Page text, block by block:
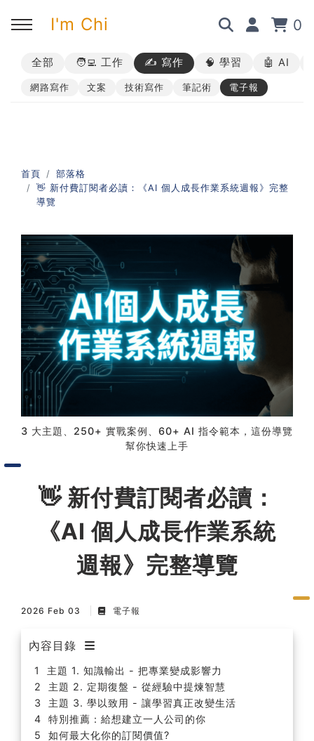
I'm Chi 0
回主選單
➡︎ 所有內容
回主選單
➡︎ 業配合作
回主選單
➡︎ 講座活動
回主選單
AI 職場應用｜ChatGPT 職場
應用入門
AI 職場應用｜ChatGPT 進階
使用思維
AI 職場應用｜上班族的 AI 學
習術
AI 職場應用｜NotebookLM
職場工作復盤術
職場思維與工作術｜時間管理
記法
職場思維與工作術｜圖解問題
分析與解決 x AI 視覺化實戰
全部 🧑‍💻 工作 ✍️ 寫作 🧠 學習 🤖 AI
網路寫作 文案 技術寫作 筆記術 電子報
首頁
部落格
👋 新付費訂閱者必讀：《AI 個人成長作業系統週報》完整
導覽
3 大主題、250+ 實戰案例、60+ AI 指令範本，這份導覽
幫你快速上手
👋 新付費訂閱者必讀：
《AI 個人成長作業系統
週報》完整導覽
2026 Feb 03 電子報
內容目錄
主題 1. 知識輸出 - 把專業變成影響力
主題 2. 定期復盤 - 從經驗中提煉智慧
主題 3. 學以致用 - 讓學習真正改變生活
特別推薦：給想建立一人公司的你
如何最大化你的訂閱價值?